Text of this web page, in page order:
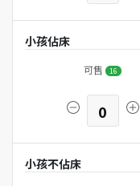
小孩佔床
可售 16
0
小孩不佔床